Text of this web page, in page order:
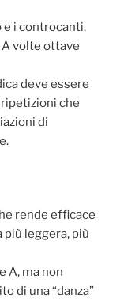
e i controcanti.
volte ottave
deve essere
che
di
rende efficace
più leggera, più
A, ma non
di una “danza”